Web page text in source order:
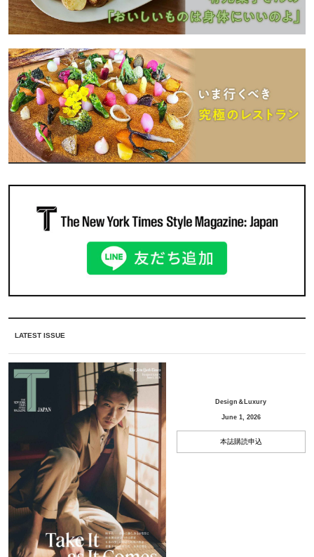
LATEST ISSUE
Design＆Luxury
June 1, 2026
本誌購読申込